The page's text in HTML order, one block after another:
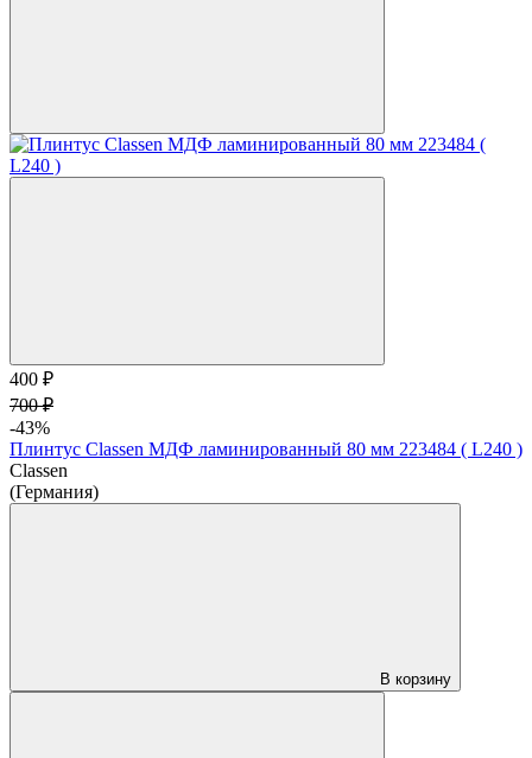
400 ₽
700 ₽
-43%
Плинтус Classen МДФ ламинированный 80 мм 223484 ( L240 )
Classen
(Германия)
В корзину